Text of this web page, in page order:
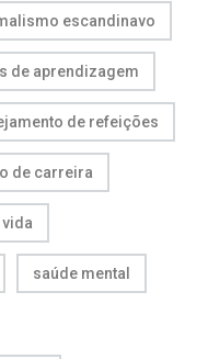
escandinavo
de aprendizagem
de refeições
de carreira
saúde mental